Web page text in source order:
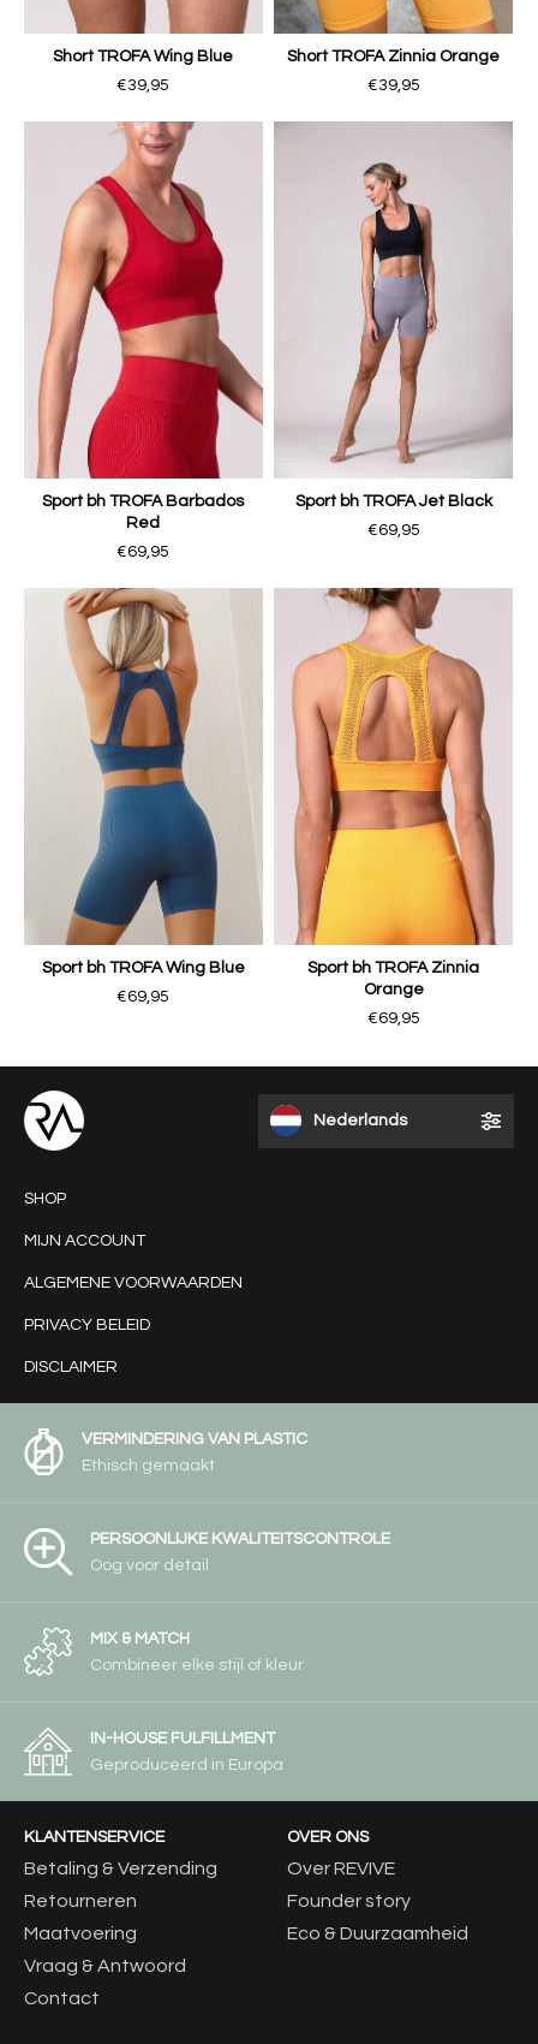
Short TROFA Wing Blue
€39,95
Short TROFA Zinnia Orange
€39,95
Sport bh TROFA Barbados
Red
€69,95
Sport bh TROFA Jet Black
€69,95
Sport bh TROFA Wing Blue
€69,95
Sport bh TROFA Zinnia
Orange
€69,95
Nederlands
SHOP
MIJN ACCOUNT
ALGEMENE VOORWAARDEN
PRIVACY BELEID
DISCLAIMER
VERMINDERING VAN PLASTIC
Ethisch gemaakt
PERSOONLIJKE KWALITEITSCONTROLE
Oog voor detail
MIX & MATCH
Combineer elke stijl of kleur
IN-HOUSE FULFILLMENT
Geproduceerd in Europa
KLANTENSERVICE
Betaling & Verzending
Retourneren
Maatvoering
Vraag & Antwoord
Contact
OVER ONS
Over REVIVE
Founder story
Eco & Duurzaamheid